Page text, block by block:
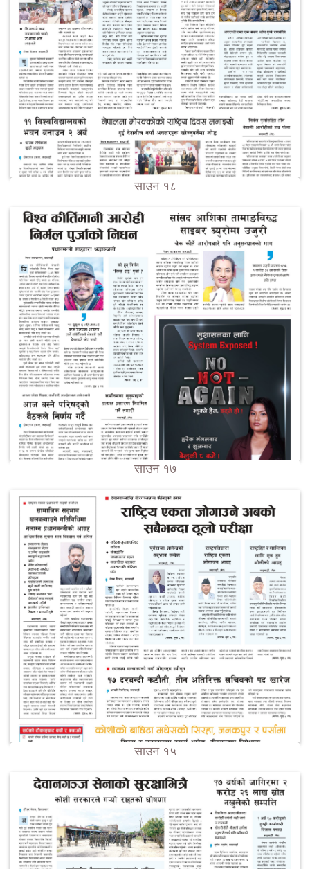
साउन १८
साउन १७
साउन १५